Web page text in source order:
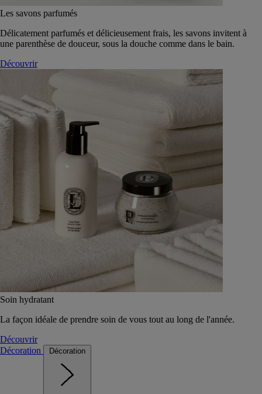
Les savons parfumés
Délicatement parfumés et délicieusement frais, les savons invitent à
une parenthèse de douceur, sous la douche comme dans le bain.
Découvrir
Soin hydratant
La façon idéale de prendre soin de vous tout au long de l'année.
Découvrir
Décoration
Décoration